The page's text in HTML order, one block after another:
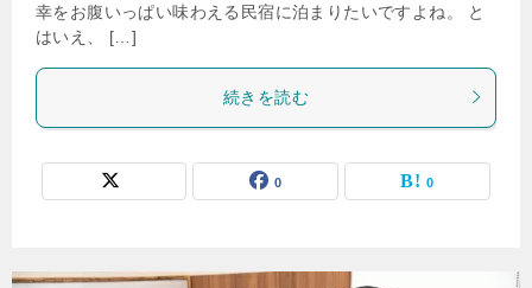
幸をお腹いっぱい味わえる民宿に泊まりたいですよね。 と
はいえ、 […]
続きを読む
0 0